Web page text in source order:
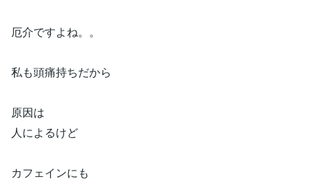
厄介ですよね。。
私も頭痛持ちだから
原因は
人によるけど
カフェインにも